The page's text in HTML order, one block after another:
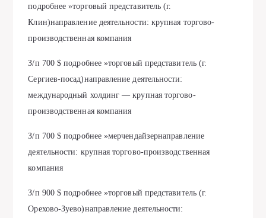
подробнее »торговый представитель (г.
Клин)направление деятельности: крупная торгово-
производственная компания
З/п 700 $ подробнее »торговый представитель (г.
Сергиев-посад)направление деятельности:
международный холдинг — крупная торгово-
производственная компания
З/п 700 $ подробнее »мерчендайзернаправление
деятельности: крупная торгово-производственная
компания
З/п 900 $ подробнее »торговый представитель (г.
Орехово-Зуево)направление деятельности: